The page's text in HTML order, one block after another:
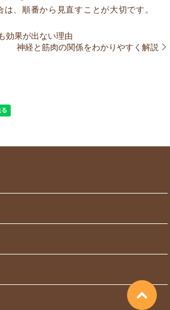
、順番から見直すことが大切です。
効果が出ない理由
神経と筋肉の関係をわかりやすく解説